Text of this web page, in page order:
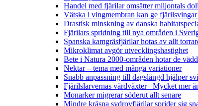
Handel med fjärilar omsätter miljontals
Vätska i vingmembran kan ge
Drastisk minskning av danska
Fjärilars spridning till nya områden i
Spanska kamgräsfjärilar hotas av allt
Mikroklimat avgör utvecklingshastighet
Bete i Natura 2000-områden hotar de
Nektar – tema med många variationer
Snabb anpassning till dagslängd hjälper
Fjärilslarvernas värdväxter– Mycket mer
Monarker migrerar söderut allt senare
Mindre kräsna sydrovfjärilar sprider sig